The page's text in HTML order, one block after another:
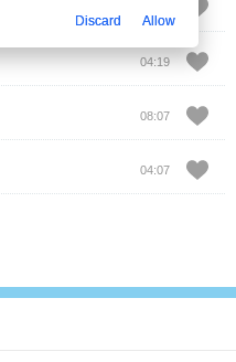
04:19
08:07
04:07
Discard Allow